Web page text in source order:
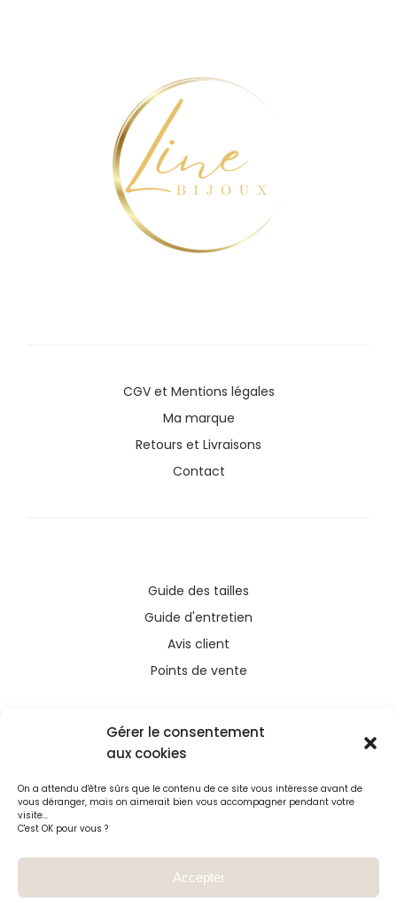
Gérer le consentement
aux cookies
On a attendu d'être sûrs que le contenu de ce site vous intéresse avant de
vous déranger, mais on aimerait bien vous accompagner pendant votre
visite...
C'est OK pour vous ?
Accepter
CGVet Mentions légales
Ma marque
Retours et Livraisons
Contact
Guide des tailles
Guide d'entretien
Avis client
Points de vente
UE), dans le cadre de la réponse de l’Union
européenne à la pandémie COVID-19. L’Europe
s’engage à La Réunion